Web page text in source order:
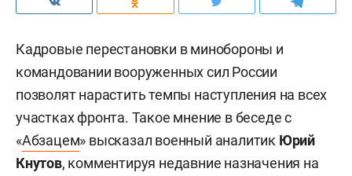
Кадровые перестановки в минобороны и
командовании вооруженных сил России
позволят нарастить темпы наступления на всех
участках фронта. Такое мнение в беседе с
«Абзацем» высказал военный аналитик Юрий
Кнутов, комментируя недавние назначения на